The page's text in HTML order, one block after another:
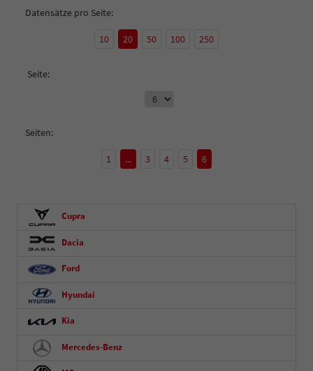
Datensätze pro Seite:
10 20 50 100 250
Seite:
Seiten:
1 ... 3 4 5 6
Cupra
Dacia
Ford
Hyundai
Kia
Mercedes-Benz